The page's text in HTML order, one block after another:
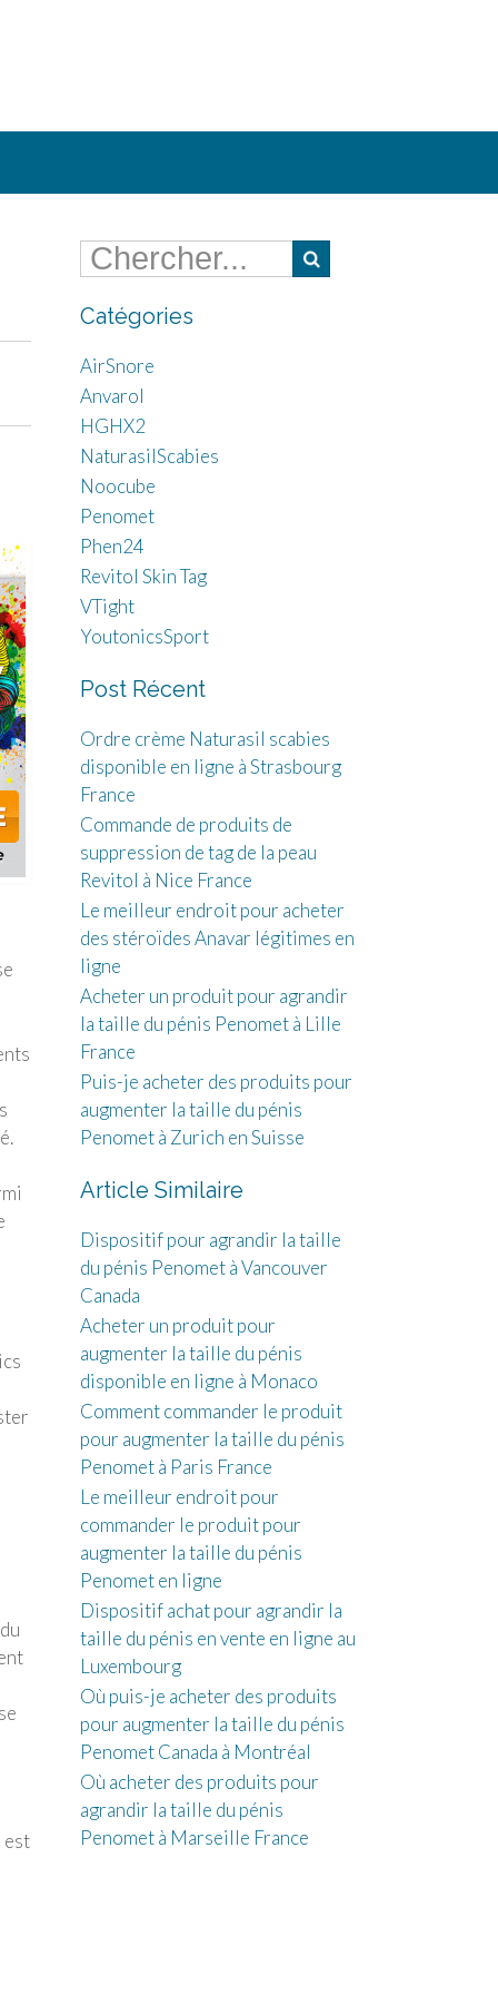
est
Catégories
AirSnore
Anvarol
HGHX2
NaturasilScabies
Noocube
Penomet
Phen24
Revitol Skin Tag
VTight
YoutonicsSport
Post Récent
Ordre crème Naturasil scabies
disponible en ligne à Strasbourg
France
Commande de produits de
suppression de tag de la peau
Revitol à Nice France
Le meilleur endroit pour acheter
des stéroïdes Anavar légitimes en
ligne
Acheter un produit pour agrandir
la taille du pénis Penomet à Lille
France
Puis-je acheter des produits pour
augmenter la taille du pénis
Penomet à Zurich en Suisse
Article Similaire
Dispositif pour agrandir la taille
du pénis Penomet à Vancouver
Canada
Acheter un produit pour
augmenter la taille du pénis
disponible en ligne à Monaco
Comment commander le produit
pour augmenter la taille du pénis
Penomet à Paris France
Le meilleur endroit pour
commander le produit pour
augmenter la taille du pénis
Penomet en ligne
Dispositif achat pour agrandir la
taille du pénis en vente en ligne au
Luxembourg
Où puis-je acheter des produits
pour augmenter la taille du pénis
Penomet Canada à Montréal
Où acheter des produits pour
agrandir la taille du pénis
Penomet à Marseille France